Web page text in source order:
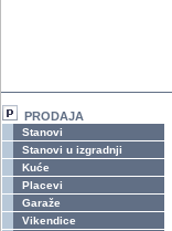
PRODAJA
Stanovi
Stanovi u izgradnji
Kuće
Placevi
Garaže
Vikendice